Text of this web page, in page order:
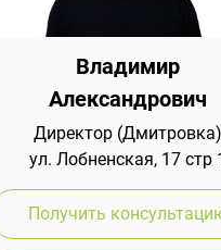
Владимир
Александрович
Директор (Дмитровка)
ул. Лобненская, 17 стр 1
Получить